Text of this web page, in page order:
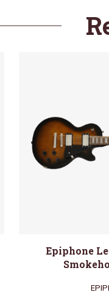
Epiphone